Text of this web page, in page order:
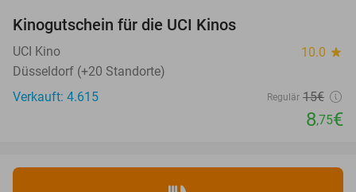
Kinogutschein für die UCI Kinos
UCI Kino 10.0 star
Düsseldorf (+20 Standorte)
Verkauft: 4.615
Regulär 15€
8,75€